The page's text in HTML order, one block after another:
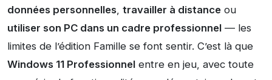
données personnelles, travailler à distance ou
utiliser son PC dans un cadre professionnel — les
limites de l’édition Famille se font sentir. C’est là que
Windows 11 Professionnel entre en jeu, avec toute